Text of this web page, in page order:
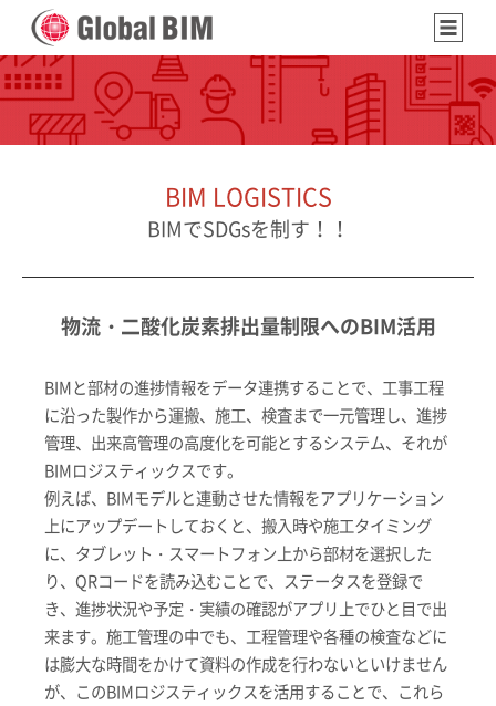
BIM LOGISTICS
BIMでSDGsを制す！！
物流・二酸化炭素排出量制限へのBIM活用
BIMと部材の進捗情報をデータ連携することで、工事工程
に沿った製作から運搬、施工、検査まで一元管理し、進捗
管理、出来高管理の高度化を可能とするシステム、それが
BIMロジスティックスです。
例えば、BIMモデルと連動させた情報をアプリケーション
上にアップデートしておくと、搬入時や施工タイミング
に、タブレット・スマートフォン上から部材を選択した
り、QRコードを読み込むことで、ステータスを登録で
き、進捗状況や予定・実績の確認がアプリ上でひと目で出
来ます。施工管理の中でも、工程管理や各種の検査などに
は膨大な時間をかけて資料の作成を行わないといけません
が、このBIMロジスティックスを活用することで、これら